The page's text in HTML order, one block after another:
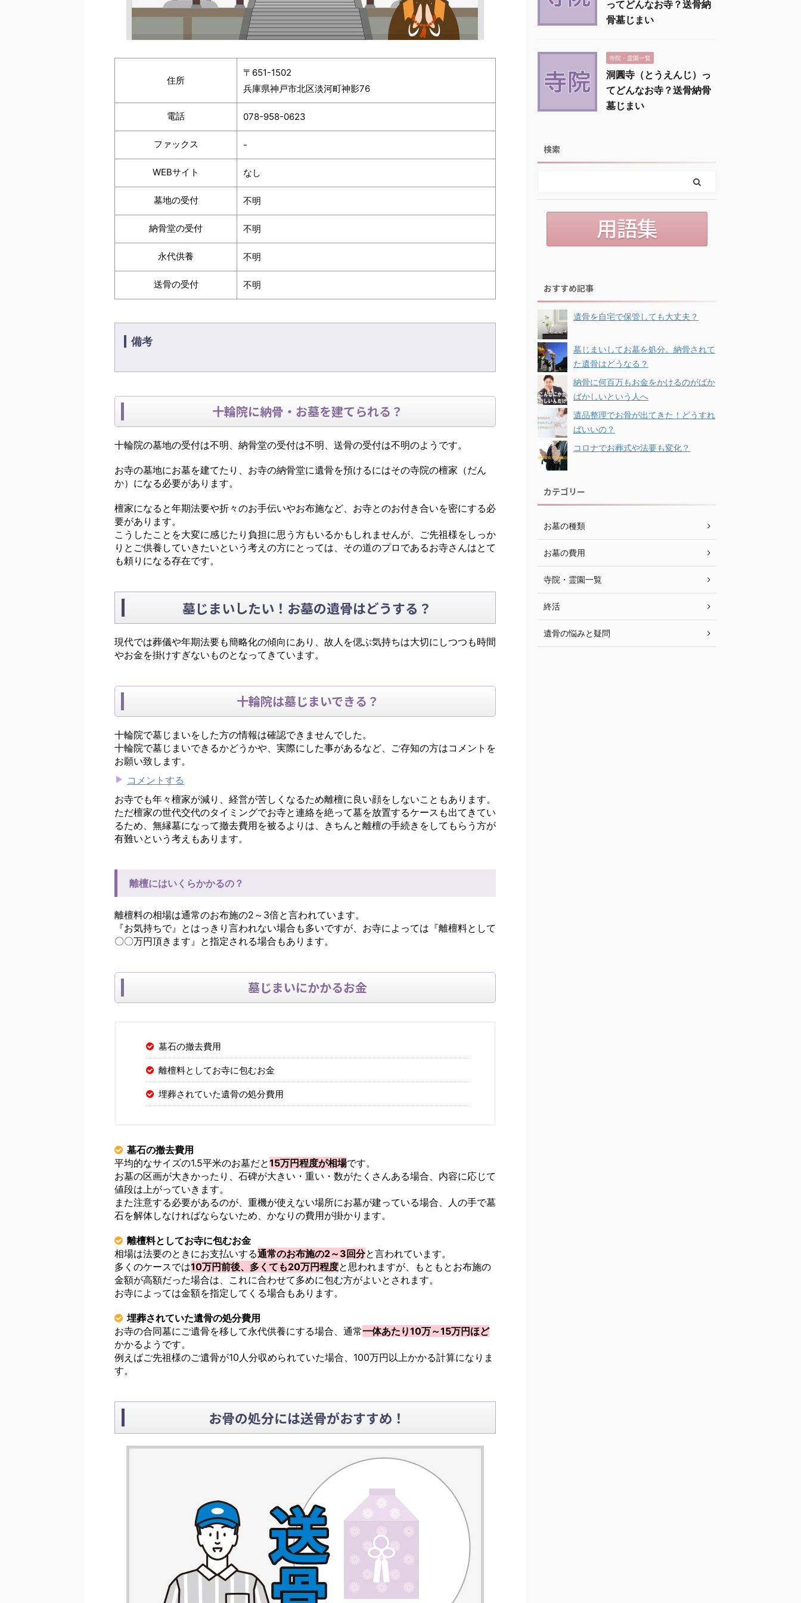
住所
〒651-1502
兵庫県神戸市北区淡河町神影76
電話 078-958-0623
ファックス -
WEBサイト なし
墓地の受付 不明
納骨堂の受付 不明
永代供養 不明
送骨の受付 不明
備考
十輪院に納骨・お墓を建てられる？
十輪院の墓地の受付は不明、納骨堂の受付は不明、送骨の受付は不明のようです。
お寺の墓地にお墓を建てたり、お寺の納骨堂に遺骨を預けるにはその寺院の檀家（だん
か）になる必要があります。
檀家になると年期法要や折々のお手伝いやお布施など、お寺とのお付き合いを密にする必
要があります。
こうしたことを大変に感じたり負担に思う方もいるかもしれませんが、ご先祖様をしっか
りとご供養していきたいという考えの方にとっては、その道のプロであるお寺さんはとて
も頼りになる存在です。
墓じまいしたい！お墓の遺骨はどうする？
現代では葬儀や年期法要も簡略化の傾向にあり、故人を偲ぶ気持ちは大切にしつつも時間
やお金を掛けすぎないものとなってきています。
十輪院は墓じまいできる？
十輪院で墓じまいをした方の情報は確認できませんでした。
十輪院で墓じまいできるかどうかや、実際にした事があるなど、ご存知の方はコメントを
お願い致します。
コメントする
お寺でも年々檀家が減り、経営が苦しくなるため離檀に良い顔をしないこともあります。
ただ檀家の世代交代のタイミングでお寺と連絡を絶って墓を放置するケースも出てきてい
るため、無縁墓になって撤去費用を被るよりは、きちんと離檀の手続きをしてもらう方が
有難いという考えもあります。
離檀にはいくらかかるの？
離檀料の相場は通常のお布施の2～3倍と言われています。
『お気持ちで』とはっきり言われない場合も多いですが、お寺によっては『離檀料として
〇〇万円頂きます』と指定される場合もあります。
墓じまいにかかるお金
墓石の撤去費用
離檀料としてお寺に包むお金
埋葬されていた遺骨の処分費用
墓石の撤去費用
平均的なサイズの1.5平米のお墓だと15万円程度が相場です。
お墓の区画が大きかったり、石碑が大きい・重い・数がたくさんある場合、内容に応じて
値段は上がっていきます。
また注意する必要があるのが、重機が使えない場所にお墓が建っている場合、人の手で墓
石を解体しなければならないため、かなりの費用が掛かります。
離檀料としてお寺に包むお金
相場は法要のときにお支払いする通常のお布施の2～3回分と言われています。
多くのケースでは10万円前後、多くても20万円程度と思われますが、もともとお布施の
金額が高額だった場合は、これに合わせて多めに包む方がよいとされます。
お寺によっては金額を指定してくる場合もあります。
埋葬されていた遺骨の処分費用
お寺の合同墓にご遺骨を移して永代供養にする場合、通常一体あたり10万～15万円ほど
かかるようです。
例えばご先祖様のご遺骨が10人分収められていた場合、100万円以上かかる計算になりま
す。
お骨の処分には送骨がおすすめ！
ってどんなお寺？送骨納
骨墓じまい
寺院・霊園一覧
洞圓寺（とうえんじ）っ
てどんなお寺？送骨納骨
墓じまい
検索
おすすめ記事
遺骨を自宅で保管しても大丈夫？
墓じまいしてお墓を処分。納骨されて
た遺骨はどうなる？
納骨に何百万もお金をかけるのがばか
ばかしいという人へ
遺品整理でお骨が出てきた！どうすれ
ばいいの？
コロナでお葬式や法要も変化？
カテゴリー
お墓の種類
お墓の費用
寺院・霊園一覧
終活
遺骨の悩みと疑問